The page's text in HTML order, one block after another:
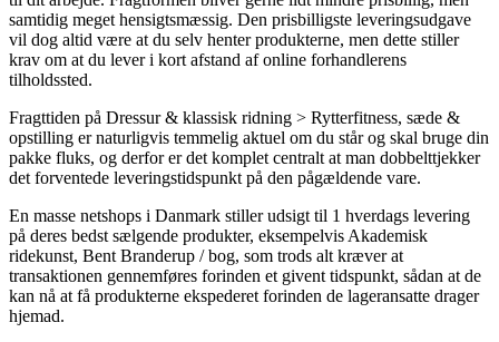
samtidig meget hensigtsmæssig. Den prisbilligste leveringsudgave
vil dog altid være at du selv henter produkterne, men dette stiller
krav om at du lever i kort afstand af online forhandlerens
tilholdssted.
Fragttiden på Dressur & klassisk ridning > Rytterfitness, sæde &
opstilling er naturligvis temmelig aktuel om du står og skal bruge din
pakke fluks, og derfor er det komplet centralt at man dobbelttjekker
det forventede leveringstidspunkt på den pågældende vare.
En masse netshops i Danmark stiller udsigt til 1 hverdags levering
på deres bedst sælgende produkter, eksempelvis Akademisk
ridekunst, Bent Branderup / bog, som trods alt kræver at
transaktionen gennemføres forinden et givent tidspunkt, sådan at de
kan nå at få produkterne ekspederet forinden de lageransatte drager
hjemad.